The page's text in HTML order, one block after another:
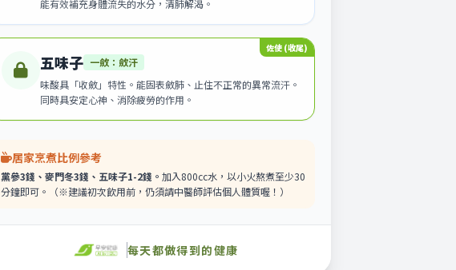
長期抽菸的虛火旺盛者。
性熱大補。適合大病初癒、冬天手腳極度冰冷的重度氣虛
能有效補充身體流失的水分，清肺解渴。
佐使 (收尾)
五味子 一斂：斂汗
味酸具「收斂」特性。能固表斂肺、止住不正常的異常流汗。
同時具安定心神、消除疲勞的作用。
居家烹煮比例參考
黨參3錢、麥門冬3錢、五味子1-2錢。 加入800cc水，以小火熬煮至少30
分鐘即可。（※建議初次飲用前，仍須請中醫師評估個人體質喔！）
每天都做得到的健康